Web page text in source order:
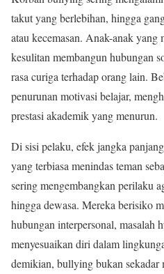
takut yang berlebihan, hingga
atau kecemasan. Anak-anak
kesulitan membangun hubungan
rasa curiga terhadap orang lain.
penurunan motivasi belajar,
prestasi akademik yang menurun.
Di sisi pelaku, efek jangka
yang terbiasa menindas teman
sering mengembangkan perilaku
hingga dewasa. Mereka berisiko
hubungan interpersonal, masalah
menyesuaikan diri dalam
demikian, bullying bukan sekadar